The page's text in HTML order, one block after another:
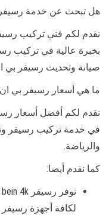
هل تبحث عن خدمة
نقدم لكم فني تركيب
صيانة وتحديث رسيفر بي
ما هي أسعار رسيفر بي
نقدم لكم أفضل أسعار
في خدمة تركيب رسيفر
والرياضة.
كما نقدم أيضا:
لكافة أجهزة